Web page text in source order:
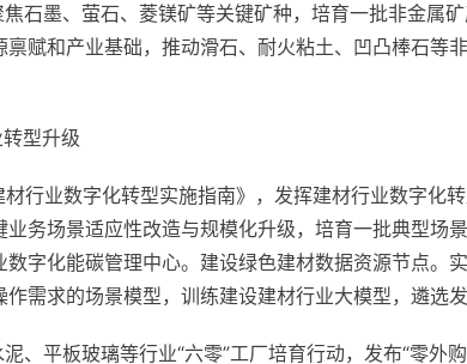
石墨、萤石、菱镁矿等关键矿种，培育一批非金属
赋和产业基础，推动滑石、耐火粘土、凹凸棒石等
型升级
行业数字化转型实施指南》，发挥建材行业数字化
务场景适应性改造与规模化升级，培育一批典型场
字化能碳管理中心。建设绿色建材数据资源节点。
需求的场景模型，训练建设建材行业大模型，遴选
、平板玻璃等行业“六零”工厂培育行动，发布“零